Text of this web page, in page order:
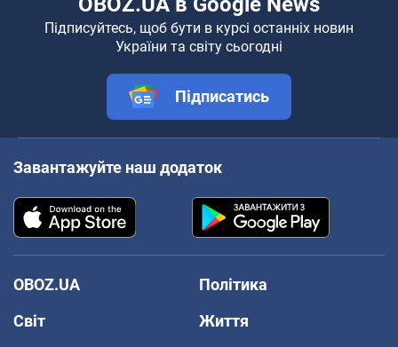
Підписуйтесь, щоб бути в курсі останніх новин
України та світу сьогодні
Підписатись
Завантажуйте наш додаток
OBOZ.UA
Політика
Світ
Життя